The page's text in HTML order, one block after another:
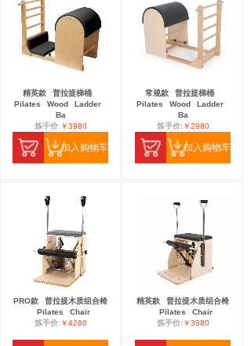
精英款
普拉提梯桶
Pilates
Wood
Ladder
Ba
炼手价:￥3980
加入购物车
常规款
普拉提梯桶
Pilates
Wood
Ladder
Ba
炼手价:￥2980
加入购物车
PRO款
普拉提木质组合椅
Pilates
Chair
炼手价:￥4280
精英款
普拉提木质组合椅
Pilates
Chair
炼手价:￥3980